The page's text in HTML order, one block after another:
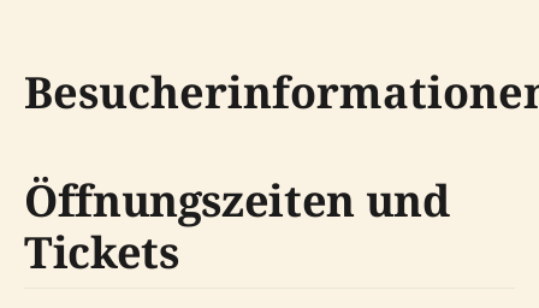
Öffnungszeiten und
Tickets